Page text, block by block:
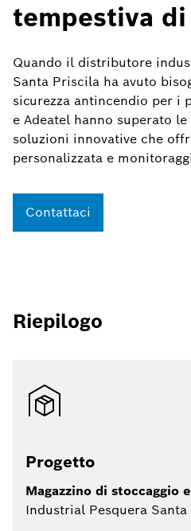
tempestiva di
Quando il distributore
Santa Priscila ha avuto
sicurezza antincendio per i
e Adeatel hanno superato
soluzioni innovative che
personalizzata e
Contattaci
Riepilogo
Progetto
Magazzino di stoccaggio
Industrial Pesquera